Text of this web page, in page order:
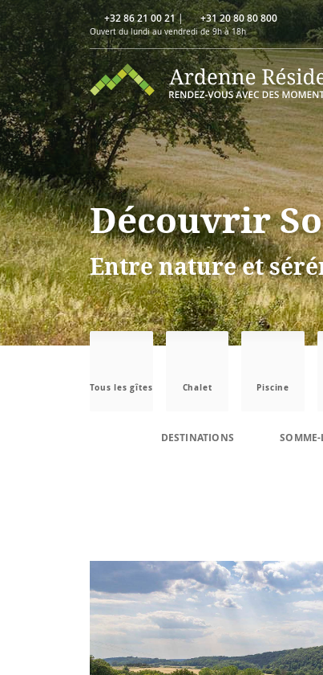
+32 86 21 00 21| +31 20 80 80 800
Ouvert du lundi au vendredi de 9h à 18h
Découvrir
Entre nature et
Tous les gîtes Chalet Piscine
DESTINATIONS SOMME-